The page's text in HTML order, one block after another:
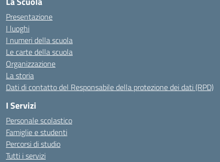
Presentazione
I luoghi
I numeri della scuola
Le carte della scuola
Organizzazione
La storia
Dati di contatto del Responsabile della protezione dei dati (RPD)
I Servizi
Personale scolastico
Famiglie e studenti
Percorsi di studio
Tutti i servizi